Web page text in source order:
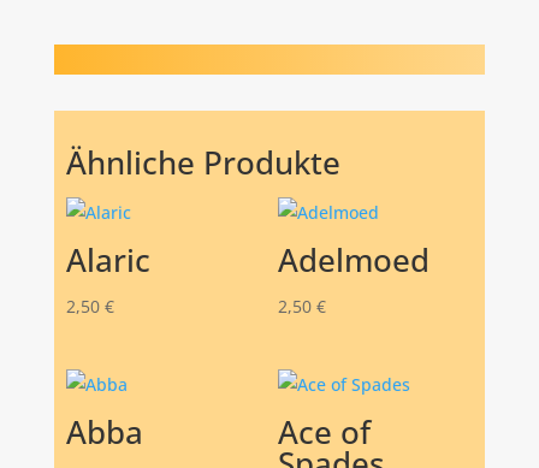
Ähnliche Produkte
Alaric
2,50 €
Adelmoed
2,50 €
Abba Ace of